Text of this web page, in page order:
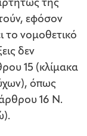
της
εφόσον
το νομοθετικό
δεν
15 (κλίμακα
όπως
16 Ν.